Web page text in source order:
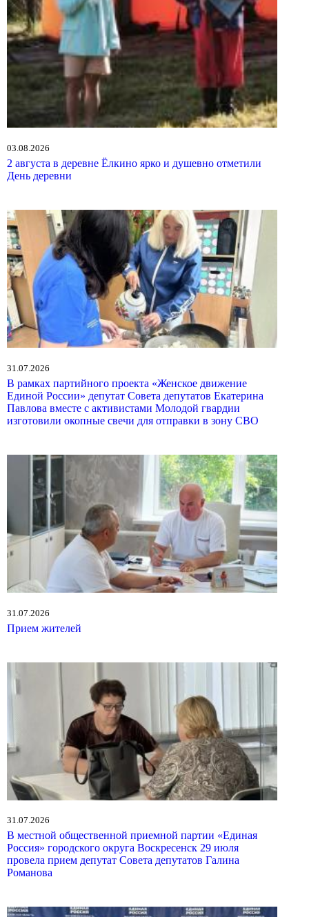
03.08.2026
2 августа в деревне Ёлкино ярко и душевно отметили
День деревни
31.07.2026
В рамках партийного проекта «Женское движение
Единой России» депутат Совета депутатов Екатерина
Павлова вместе с активистами Молодой гвардии
изготовили окопные свечи для отправки в зону СВО
31.07.2026
Прием жителей
31.07.2026
В местной общественной приемной партии «Единая
Россия» городского округа Воскресенск 29 июля
провела прием депутат Совета депутатов Галина
Романова